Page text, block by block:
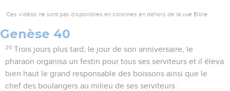
Ces vidéos ne sont pas disponibles en colonnes en dehors de la vue Bible.
Genèse 40
20 Trois jours plus tard, le jour de son anniversaire, le
pharaon organisa un festin pour tous ses serviteurs et il éleva
bien haut le grand responsable des boissons ainsi que le
chef des boulangers au milieu de ses serviteurs :